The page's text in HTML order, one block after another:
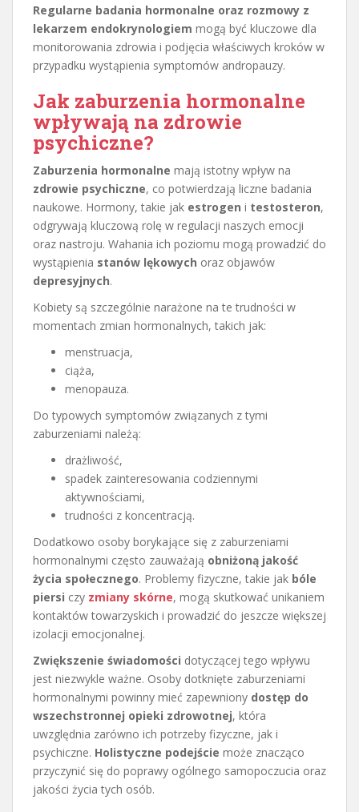
Regularne badania hormonalne oraz rozmowy z
lekarzem endokrynologiem mogą być kluczowe dla
monitorowania zdrowia i podjęcia właściwych kroków w
przypadku wystąpienia symptomów andropauzy.
Jak zaburzenia hormonalne
wpływają na zdrowie
psychiczne?
Zaburzenia hormonalne mają istotny wpływ na
zdrowie psychiczne, co potwierdzają liczne badania
naukowe. Hormony, takie jak estrogen i testosteron,
odgrywają kluczową rolę w regulacji naszych emocji
oraz nastroju. Wahania ich poziomu mogą prowadzić do
wystąpienia stanów lękowych oraz objawów
depresyjnych.
Kobiety są szczególnie narażone na te trudności w
momentach zmian hormonalnych, takich jak:
menstruacja,
ciąża,
menopauza.
Do typowych symptomów związanych z tymi
zaburzeniami należą:
drażliwość,
spadek zainteresowania codziennymi
aktywnościami,
trudności z koncentracją.
Dodatkowo osoby borykające się z zaburzeniami
hormonalnymi często zauważają obniżoną jakość
życia społecznego. Problemy fizyczne, takie jak bóle
piersi czy zmiany skórne, mogą skutkować unikaniem
kontaktów towarzyskich i prowadzić do jeszcze większej
izolacji emocjonalnej.
Zwiększenie świadomości dotyczącej tego wpływu
jest niezwykle ważne. Osoby dotknięte zaburzeniami
hormonalnymi powinny mieć zapewniony dostęp do
wszechstronnej opieki zdrowotnej, która
uwzględnia zarówno ich potrzeby fizyczne, jak i
psychiczne. Holistyczne podejście może znacząco
przyczynić się do poprawy ogólnego samopoczucia oraz
jakości życia tych osób.